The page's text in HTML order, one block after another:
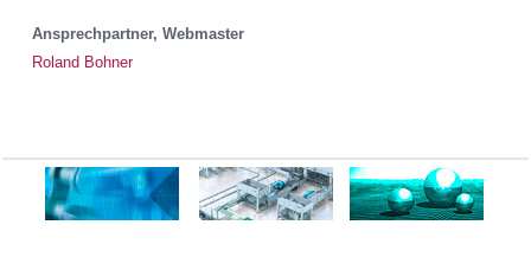
Ansprechpartner, Webmaster
Roland Bohner